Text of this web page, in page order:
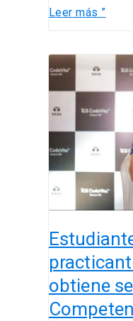
Leer más ”
obtiene
Estudiante
UC
practicante
de
CENIA
obtiene
segundo
Competencia
de
Programación
CodeVita